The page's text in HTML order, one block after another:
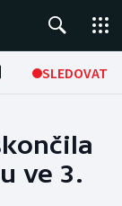
SLEDOVAT
ve 3.